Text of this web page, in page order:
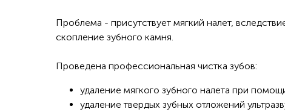
Проблема - присутствует мягкий налет,
скопление зубного камня.
Проведена профессиональная чистка зубов:
удаление мягкого зубного налета при
удаление твердых зубных отложений